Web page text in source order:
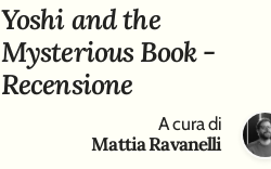
Yoshi and the
Mysterious Book -
Recensione
A cura di
Mattia Ravanelli